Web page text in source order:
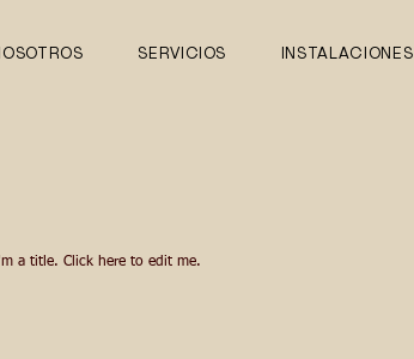
SERVICIOS INSTALACIONES
a title. ​Click here to edit me.